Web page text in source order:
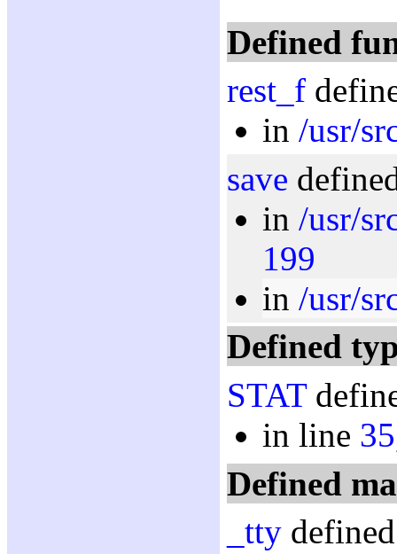
Defined
rest_f
in /usr/
save
in /usr/
199
in /usr/
Defined
STAT
in line 35
Defined
_tty